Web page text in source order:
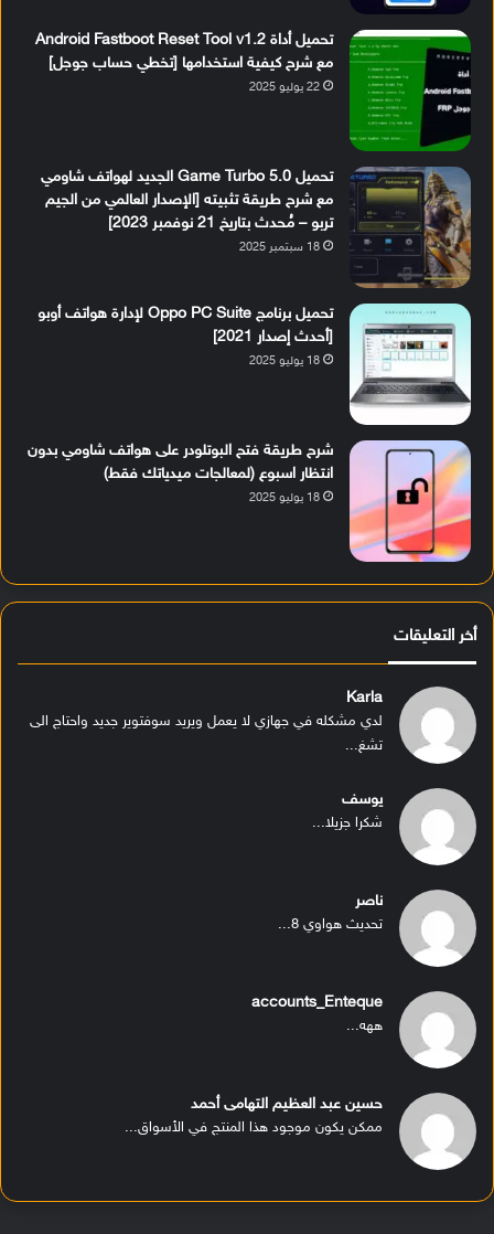
تحميل أداة Android Fastboot Reset Tool v1.2
مع شرح كيفية استخدامها [تخطي حساب جوجل]
22 يوليو 2025
تحميل Game Turbo 5.0 الجديد لهواتف شاومي
مع شرح طريقة تثبيته [الإصدار العالمي من الجيم
تربو – مُحدث بتاريخ 21 نوفمبر 2023]
18 سبتمبر 2025
تحميل برنامج Oppo PC Suite لإدارة هواتف أوبو
[أحدث إصدار 2021]
18 يوليو 2025
شرح طريقة فتح البوتلودر على هواتف شاومي بدون
انتظار اسبوع (لمعالجات ميدياتك فقط)
18 يوليو 2025
أخر التعليقات
Karla
لدي مشكله في جهازي لا يعمل ويريد سوفتوير جديد واحتاج الى
تشغ...
يوسف
شكرا جزيلا...
ناصر
تحديث هواوي 8...
accounts_Enteque
ههه...
حسين عبد العظيم التهامى أحمد
ممكن يكون موجود هذا المنتج في الأسواق...